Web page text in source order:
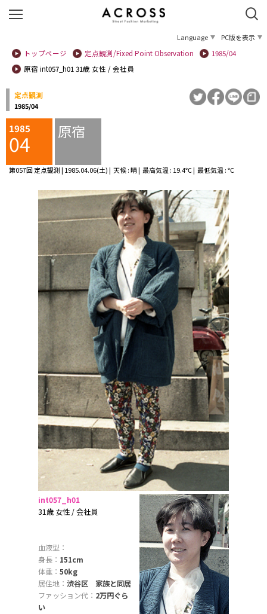
Language
PC版を表示
トップページ
定点観測/Fixed Point Observation
1985/04
原宿 int057_h01 31歳 女性 / 会社員
定点観測
1985/04
1985
04 原宿
第057回 定点観測 | 1985.04.06(土) | 天候 : 晴 | 最高気温 : 19.4℃ | 最低気温 : ℃
int057_h01
31歳 女性 / 会社員
血液型：
身長： 151cm
体重： 50kg
居住地： 渋谷区 家族と同居
ファッション代： 2万円ぐら
い